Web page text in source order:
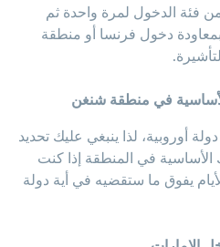
فئة الدخول لمرة واحدة ثم
دخول فرنسا أو منطقة
في منطقة شنغن
تضم منطقة شنغن 26 دولة أوروبية، لذا ينبغي عليك تحديد
الأساسية في المنطقة إذا كنت
يفوق ما ستقضيه في أية دولة